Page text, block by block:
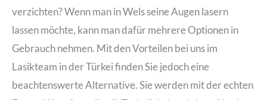
verzichten? Wenn man in Wels seine Augen lasern
lassen möchte, kann man dafür mehrere Optionen in
Gebrauch nehmen. Mit den Vorteilen bei uns im
Lasikteam in der Türkei finden Sie jedoch eine
beachtenswerte Alternative. Sie werden mit der echten